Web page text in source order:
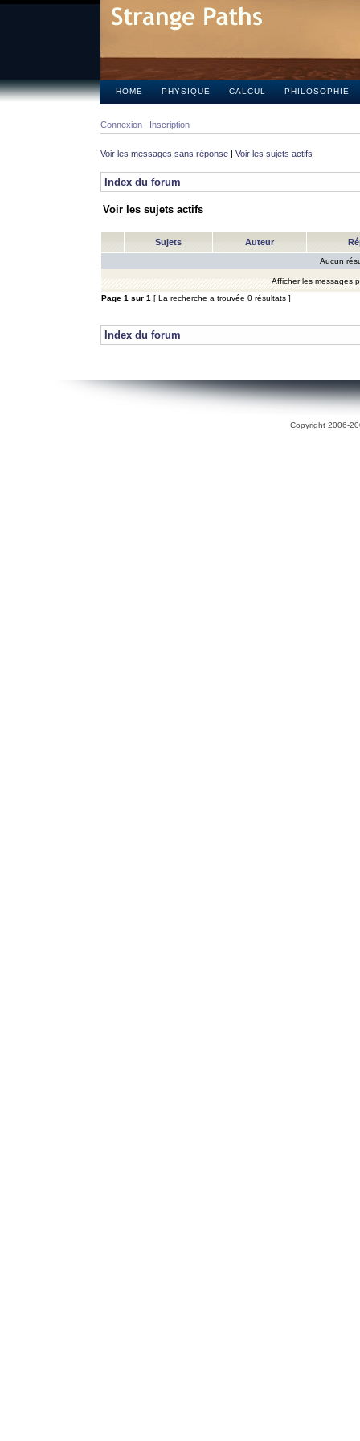
HOME PHYSIQUE CALCUL PHILOSOPHIE
Connexion Inscription
Voir les messages sans réponse | Voir les sujets actifs
Index du forum
Voir les sujets actifs
Sujets Auteur
Aucun
Afficher les messages
Page 1 sur 1 [ La recherche a trouvée 0 résultats ]
Index du forum
Copyright 2006-